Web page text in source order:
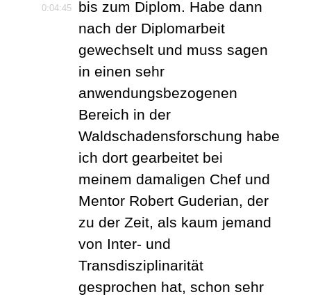
0:04:45
bis zum Diplom. Habe dann
nach der Diplomarbeit
gewechselt und muss sagen
in einen sehr
anwendungsbezogenen
Bereich in der
Waldschadensforschung habe
ich dort gearbeitet bei
meinem damaligen Chef und
Mentor Robert Guderian, der
zu der Zeit, als kaum jemand
von Inter- und
Transdisziplinarität
gesprochen hat, schon sehr